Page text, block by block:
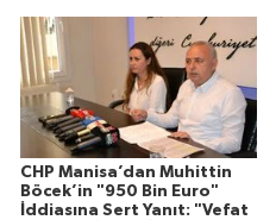
CHP Manisa’dan Muhittin
Böcek’in "950 Bin Euro"
İddiasına Sert Yanıt: "Vefat